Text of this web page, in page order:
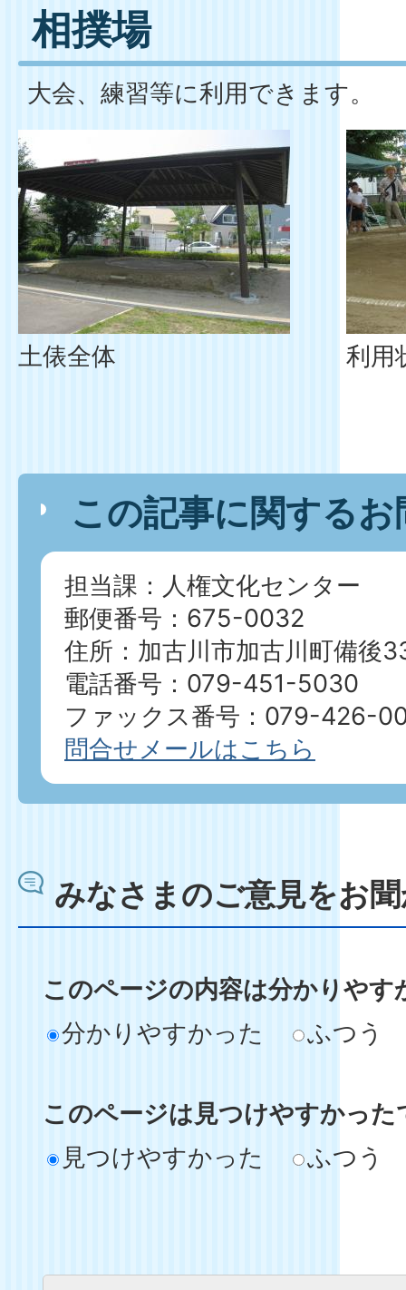
相撲場
大会、練習等に利用できます。
土俵全体 利用
この記事に関する
担当課：人権文化センター
郵便番号：675-0032
住所：加古川市加古川町備後
電話番号：079-451-5030
ファックス番号：079-426-
問合せメールはこちら
みなさまのご意見をお
このページの内容は分かりやす
分かりやすかった
ふつう
このページは見つけやすかった
見つけやすかった
ふつう